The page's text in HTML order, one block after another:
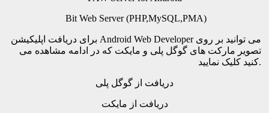
Bit Web Server (PHP,MySQL,PMA)
برای دریافت اپلیکیشن Android Web Developer می توانید بر روی
تصویر مارکت های گوگل پلی و مایکت که در ادامه مشاهده می
کنید کلیک نمایید.
دریافت از گوگل پلی
دریافت از مایکت